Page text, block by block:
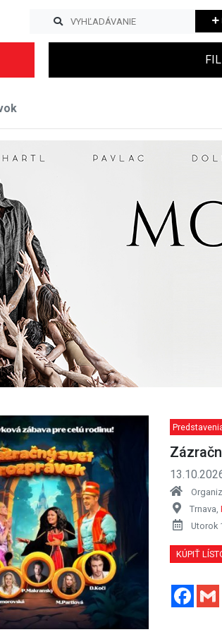
Trnava,
Utorok
KÚPIŤ